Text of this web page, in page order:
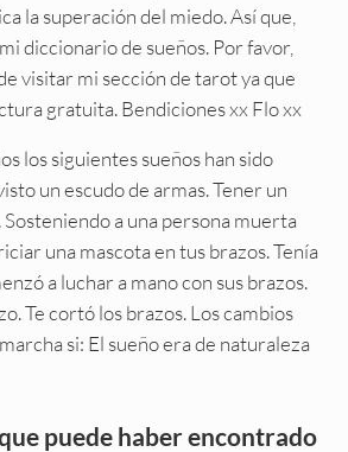
la superación del miedo. Así que,
diccionario de sueños. Por favor,
visitar mi sección de tarot ya que
gratuita. Bendiciones xx Flo xx
los siguientes sueños han sido
un escudo de armas. Tener un
a una persona muerta
una mascota en tus brazos. Tenía
a luchar a mano con sus brazos.
Te cortó los brazos. Los cambios
si: El sueño era de naturaleza
puede haber encontrado